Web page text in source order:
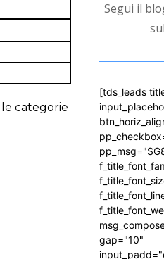
categorie
Segui il
[tds_leads
gap="10"